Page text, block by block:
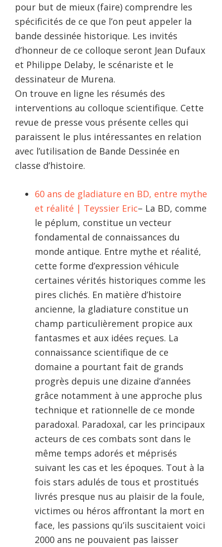
pour but de mieux (faire) comprendre les
spécificités de ce que l’on peut appeler la
bande dessinée historique. Les invités
d’honneur de ce colloque seront Jean Dufaux
et Philippe Delaby, le scénariste et le
dessinateur de Murena.
On trouve en ligne les résumés des
interventions au colloque scientifique. Cette
revue de presse vous présente celles qui
paraissent le plus intéressantes en relation
avec l’utilisation de Bande Dessinée en
classe d’histoire.
60 ans de gladiature en BD, entre mythe
et réalité | Teyssier Eric– La BD, comme
le péplum, constitue un vecteur
fondamental de connaissances du
monde antique. Entre mythe et réalité,
cette forme d’expression véhicule
certaines vérités historiques comme les
pires clichés. En matière d’histoire
ancienne, la gladiature constitue un
champ particulièrement propice aux
fantasmes et aux idées reçues. La
connaissance scientifique de ce
domaine a pourtant fait de grands
progrès depuis une dizaine d’années
grâce notamment à une approche plus
technique et rationnelle de ce monde
paradoxal. Paradoxal, car les principaux
acteurs de ces combats sont dans le
même temps adorés et méprisés
suivant les cas et les époques. Tout à la
fois stars adulés de tous et prostitués
livrés presque nus au plaisir de la foule,
victimes ou héros affrontant la mort en
face, les passions qu’ils suscitaient voici
2000 ans ne pouvaient pas laisser